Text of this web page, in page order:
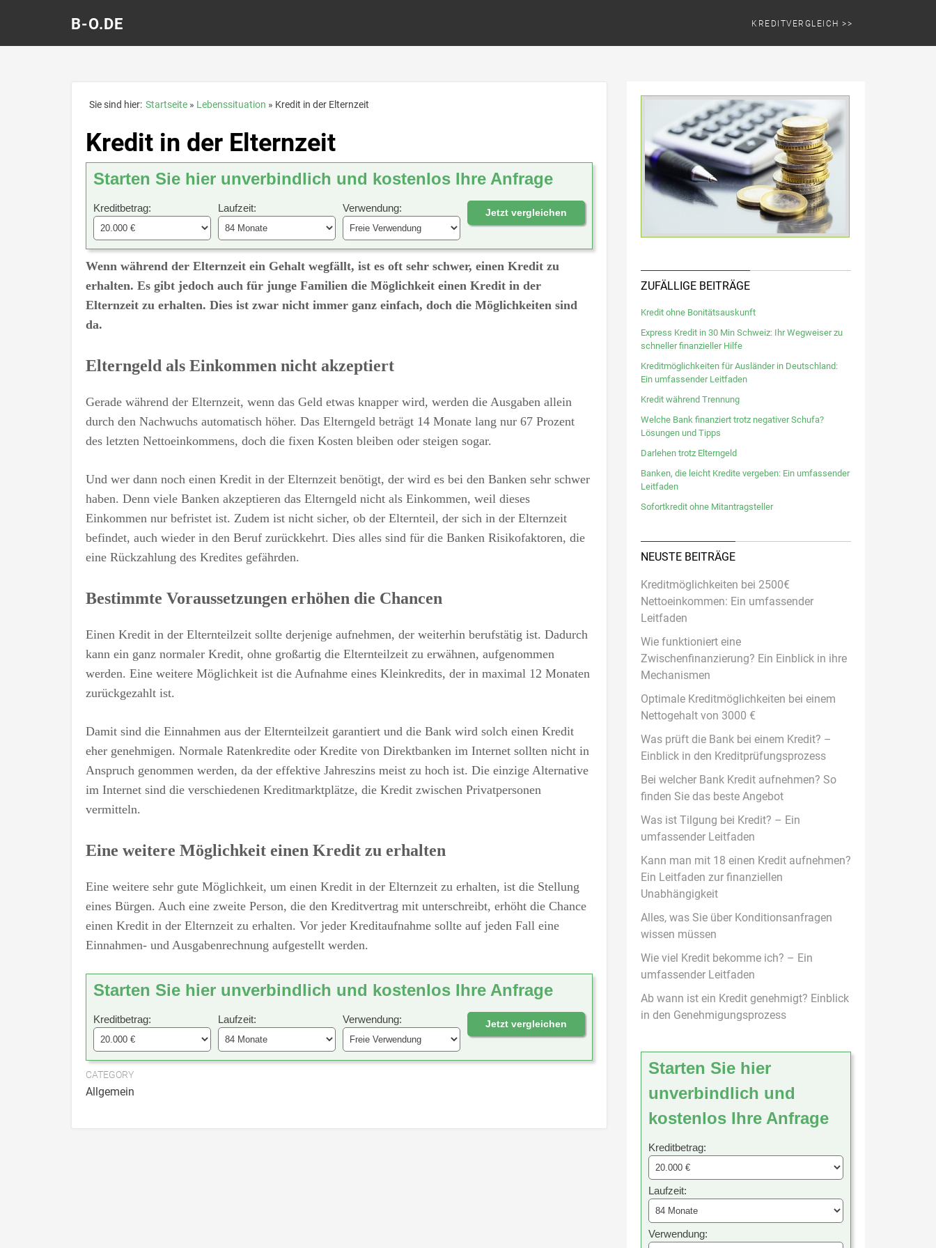
B-O.DE KREDITVERGLEICH >>
Sie sind hier: Startseite Lebenssituation Kredit in der Elternzeit
Kredit in der Elternzeit
Starten Sie hier unverbindlich und kostenlos Ihre Anfrage
Kreditbetrag: Laufzeit: Verwendung: Jetzt vergleichen
Wenn während der Elternzeit ein Gehalt wegfällt, ist es oft sehr schwer, einen Kredit zu
erhalten. Es gibt jedoch auch für junge Familien die Möglichkeit einen Kredit in der
Elternzeit zu erhalten. Dies ist zwar nicht immer ganz einfach, doch die Möglichkeiten sind
da.
Elterngeld als Einkommen nicht akzeptiert
Gerade während der Elternzeit, wenn das Geld etwas knapper wird, werden die Ausgaben allein
durch den Nachwuchs automatisch höher. Das Elterngeld beträgt 14 Monate lang nur 67 Prozent
des letzten Nettoeinkommens, doch die fixen Kosten bleiben oder steigen sogar.
Und wer dann noch einen Kredit in der Elternzeit benötigt, der wird es bei den Banken sehr schwer
haben. Denn viele Banken akzeptieren das Elterngeld nicht als Einkommen, weil dieses
Einkommen nur befristet ist. Zudem ist nicht sicher, ob der Elternteil, der sich in der Elternzeit
befindet, auch wieder in den Beruf zurückkehrt. Dies alles sind für die Banken Risikofaktoren, die
eine Rückzahlung des Kredites gefährden.
Bestimmte Voraussetzungen erhöhen die Chancen
Einen Kredit in der Elternteilzeit sollte derjenige aufnehmen, der weiterhin berufstätig ist. Dadurch
kann ein ganz normaler Kredit, ohne großartig die Elternteilzeit zu erwähnen, aufgenommen
werden. Eine weitere Möglichkeit ist die Aufnahme eines Kleinkredits, der in maximal 12 Monaten
zurückgezahlt ist.
Damit sind die Einnahmen aus der Elternteilzeit garantiert und die Bank wird solch einen Kredit
eher genehmigen. Normale Ratenkredite oder Kredite von Direktbanken im Internet sollten nicht in
Anspruch genommen werden, da der effektive Jahreszins meist zu hoch ist. Die einzige Alternative
im Internet sind die verschiedenen Kreditmarktplätze, die Kredit zwischen Privatpersonen
vermitteln.
Eine weitere Möglichkeit einen Kredit zu erhalten
Eine weitere sehr gute Möglichkeit, um einen Kredit in der Elternzeit zu erhalten, ist die Stellung
eines Bürgen. Auch eine zweite Person, die den Kreditvertrag mit unterschreibt, erhöht die Chance
einen Kredit in der Elternzeit zu erhalten. Vor jeder Kreditaufnahme sollte auf jeden Fall eine
Einnahmen- und Ausgabenrechnung aufgestellt werden.
Starten Sie hier unverbindlich und kostenlos Ihre Anfrage
Kreditbetrag: Laufzeit: Verwendung: Jetzt vergleichen
CATEGORY
Allgemein
ZUFÄLLIGE BEITRÄGE
Kredit ohne Bonitätsauskunft
Express Kredit in 30 Min Schweiz: Ihr Wegweiser zu
schneller finanzieller Hilfe
Kreditmöglichkeiten für Ausländer in Deutschland:
Ein umfassender Leitfaden
Kredit während Trennung
Welche Bank finanziert trotz negativer Schufa?
Lösungen und Tipps
Darlehen trotz Elterngeld
Banken, die leicht Kredite vergeben: Ein umfassender
Leitfaden
Sofortkredit ohne Mitantragsteller
NEUSTE BEITRÄGE
Kreditmöglichkeiten bei 2500€
Nettoeinkommen: Ein umfassender
Leitfaden
Wie funktioniert eine
Zwischenfinanzierung? Ein Einblick in ihre
Mechanismen
Optimale Kreditmöglichkeiten bei einem
Nettogehalt von 3000 €
Was prüft die Bank bei einem Kredit? –
Einblick in den Kreditprüfungsprozess
Bei welcher Bank Kredit aufnehmen? So
finden Sie das beste Angebot
Was ist Tilgung bei Kredit? – Ein
umfassender Leitfaden
Kann man mit 18 einen Kredit aufnehmen?
Ein Leitfaden zur finanziellen
Unabhängigkeit
Alles, was Sie über Konditionsanfragen
wissen müssen
Wie viel Kredit bekomme ich? – Ein
umfassender Leitfaden
Ab wann ist ein Kredit genehmigt? Einblick
in den Genehmigungsprozess
Starten Sie hier
unverbindlich und
kostenlos Ihre Anfrage
Kreditbetrag:
Laufzeit:
Verwendung: